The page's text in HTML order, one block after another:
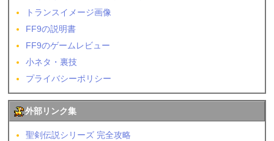
トランスイメージ画像
FF9の説明書
FF9のゲームレビュー
小ネタ・裏技
プライバシーポリシー
外部リンク集
聖剣伝説シリーズ 完全攻略